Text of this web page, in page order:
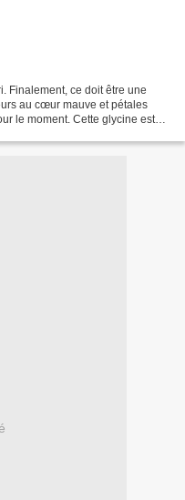
Finalement, ce doit être une
au cœur mauve et pétales
le moment. Cette glycine est